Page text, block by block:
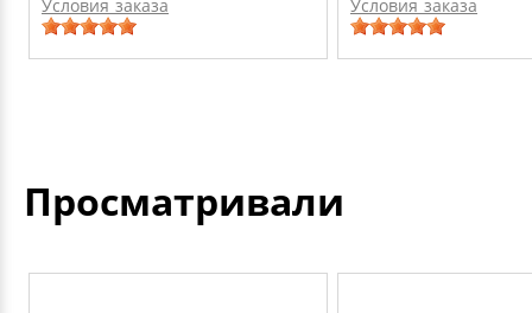
Условия заказа Условия заказа
Просматривали